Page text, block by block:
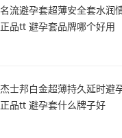
名流避孕套超薄安全套水润
正品tt 避孕套品牌哪个好用
杰士邦白金超薄持久延时避
正品tt 避孕套什么牌子好